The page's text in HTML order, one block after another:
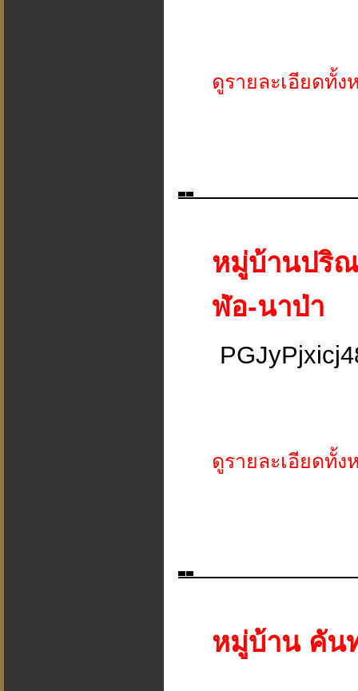
ดูรายละเอียดทั้ง
หมู่บ้านปริ
ฬ่อ-นาป่า
ดูรายละเอียดทั้ง
หมู่บ้าน คัน